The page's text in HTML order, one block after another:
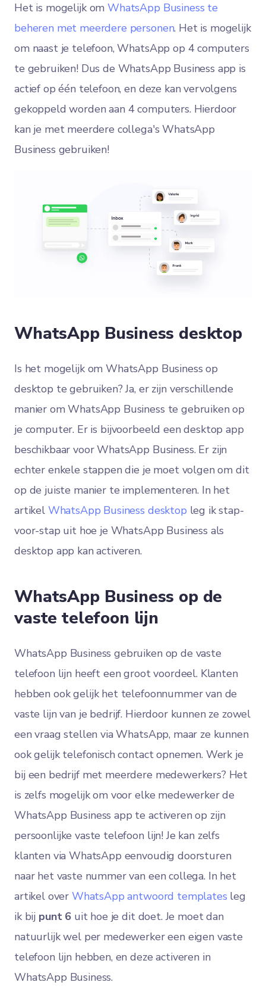
Het is mogelijk omWhatsApp Business te
beheren met meerdere personen. Het is mogelijk
om naast je telefoon, WhatsApp op 4 computers
te gebruiken! Dus de WhatsApp Business app is
actief op één telefoon, en deze kan vervolgens
gekoppeld worden aan 4 computers. Hierdoor
kan je met meerdere collega's WhatsApp
Business gebruiken!
WhatsApp Business desktop
Is het mogelijk om WhatsApp Business op
desktop te gebruiken? Ja, er zijn verschillende
manier om WhatsApp Business te gebruiken op
je computer. Er is bijvoorbeeld een desktop app
beschikbaar voor WhatsApp Business. Er zijn
echter enkele stappen die je moet volgen om dit
op de juiste manier te implementeren. In het
artikel WhatsApp Business desktop leg ik stap-
voor-stap uit hoe je WhatsApp Business als
desktop app kan activeren.
WhatsApp Business op de
vaste telefoon lijn
WhatsApp Business gebruiken op de vaste
telefoon lijn heeft een groot voordeel. Klanten
hebben ook gelijk het telefoonnummer van de
vaste lijn van je bedrijf. Hierdoor kunnen ze zowel
een vraag stellen via WhatsApp, maar ze kunnen
ook gelijk telefonisch contact opnemen. Werk je
bij een bedrijf met meerdere medewerkers? Het
is zelfs mogelijk om voor elke medewerker de
WhatsApp Business app te activeren op zijn
persoonlijke vaste telefoon lijn! Je kan zelfs
klanten via WhatsApp eenvoudig doorsturen
naar het vaste nummer van een collega. In het
artikel over WhatsApp antwoord templates leg
ik bij punt 6 uit hoe je dit doet. Je moet dan
natuurlijk wel per medewerker een eigen vaste
telefoon lijn hebben, en deze activeren in
WhatsApp Business.